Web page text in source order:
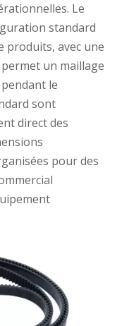
Le
standard
produits, avec une
un maillage
le
sont
direct des
pour des